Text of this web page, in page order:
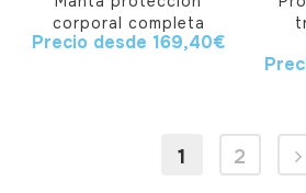
corporal completa
Precio desde 169,40€
1 2